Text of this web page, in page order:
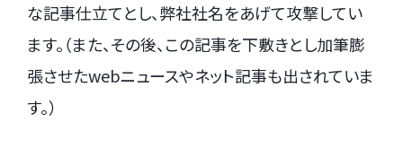
な記事仕立てとし、弊社社名をあげて攻撃してい
ます。（また、その後、この記事を下敷きとし加筆膨
張させたwebニュースやネット記事も出されていま
す。）